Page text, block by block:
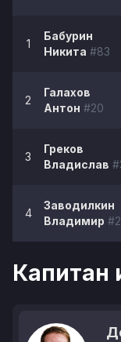
1
Бабурин
Никита #83
2
Галахов
Антон #20
3
Греков
Владислав
4
Заводилкин
Владимир
Капитан